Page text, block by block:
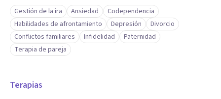
Gestión de la ira Ansiedad
Codependencia
Habilidades de afrontamiento
Depresión
Divorcio
Conflictos familiares
Infidelidad
Paternidad
Terapia de pareja
Terapias